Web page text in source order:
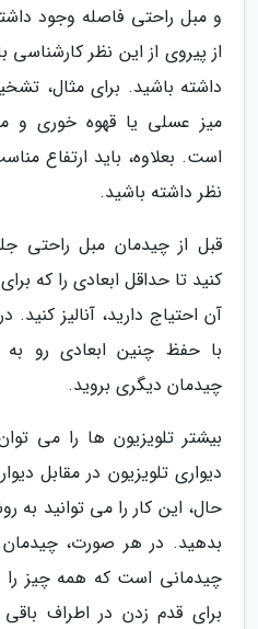
و مبل راحتی فاصله وجود
از پیروی از این نظر
داشته باشید. برای مثال،
میز عسلی یا قهوه خوری و
است. بعلاوه، باید ارتفاع
نظر داشته باشید.
قبل از چیدمان مبل راحتی
کنید تا حداقل ابعادی را که
آن احتیاج دارید، آنالیز
با حفظ چنین ابعادی رو به
چیدمان دیگری بروید.
بیشتر تلویزیون ها را می
دیواری تلویزیون در مقابل
حال، این کار را می توانید به
بدهید. در هر صورت، چیدمان
چیدمانی است که همه چیز
برای قدم زدن در اطراف